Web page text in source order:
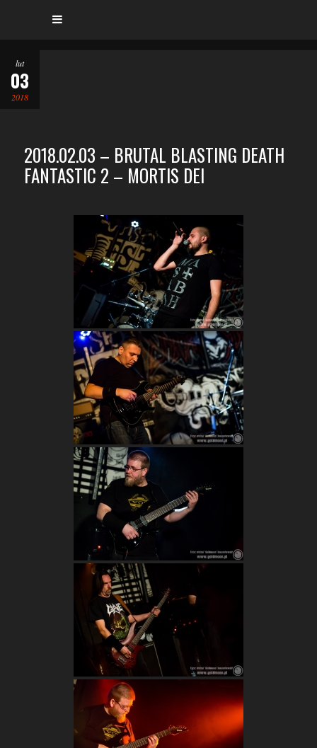
lut
03
2018
2018.02.03 – BRUTAL BLASTING DEATH
FANTASTIC 2 – MORTIS DEI